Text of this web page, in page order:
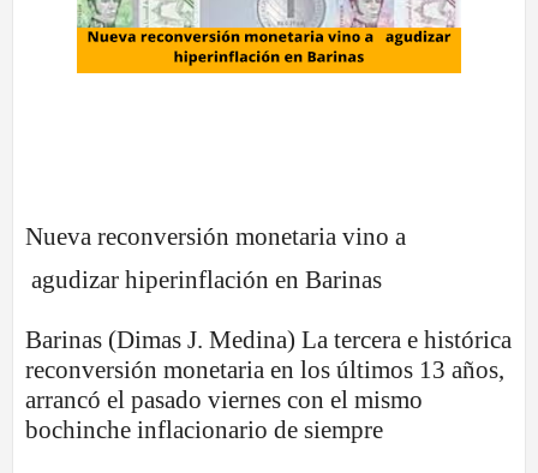
Nueva reconversión monetaria vino a
agudizar hiperinflación en Barinas
Barinas (Dimas J. Medina) La tercera e histórica
reconversión monetaria en los últimos 13 años,
arrancó el pasado viernes con el mismo
bochinche inflacionario de siempre